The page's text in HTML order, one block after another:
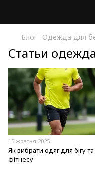
Блог Одежда для
Статьи
15 жовтня 2025
Як вибрати одяг для бігу та
фітнесу